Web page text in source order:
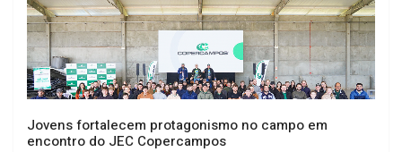
Jovens fortalecem protagonismo no campo em
encontro do JEC Copercampos